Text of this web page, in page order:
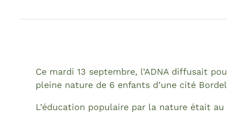
Ce mardi 13 septembre, l’ADNA diffusait
pleine nature de 6 enfants d’une cité
L’éducation populaire par la nature était